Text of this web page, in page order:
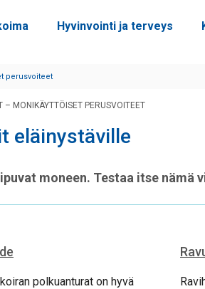
Hyvinvointi ja terveys
perusvoiteet
– MONIKÄYTTÖISET PERUSVOITEET
eläinystäville
moneen. Testaa itse nämä
polkuanturat on hyvä